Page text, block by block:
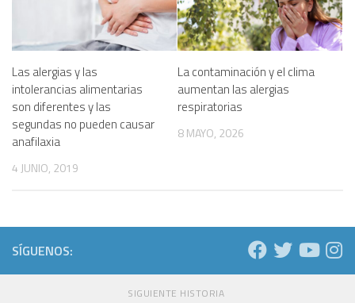
Las alergias y las
intolerancias alimentarias
son diferentes y las
segundas no pueden causar
anafilaxia
4 JUNIO, 2019
La contaminación y el clima
aumentan las alergias
respiratorias
8 MAYO, 2026
SÍGUENOS:
SIGUIENTE HISTORIA